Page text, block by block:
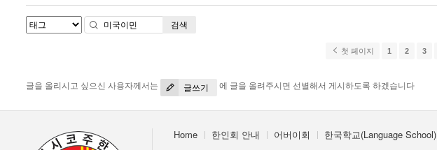
검색
첫 페이지 1 2 3
글을 올리시고 싶으신 사용자께서는 글쓰기 에 글을 올려주시면 선별해서 게시하도록 하겠습니다
Home 한인회 안내 어버이회 한국학교(Language School)